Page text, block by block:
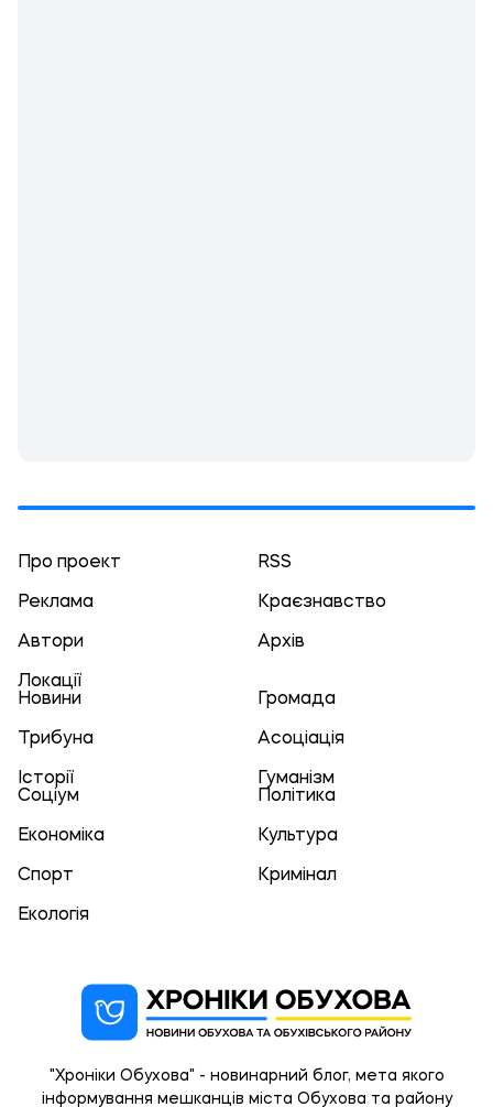
Про проект RSS
Реклама Краєзнавство
Автори Архів
Локації
Новини
Громада
Трибуна Асоціація
Історії
Гуманізм
Соціум
Політика
Економіка Культура
Спорт Кримінал
Екологія
"Хроніки Обухова" - новинарний блог, мета якого
інформування мешканців міста Обухова та району